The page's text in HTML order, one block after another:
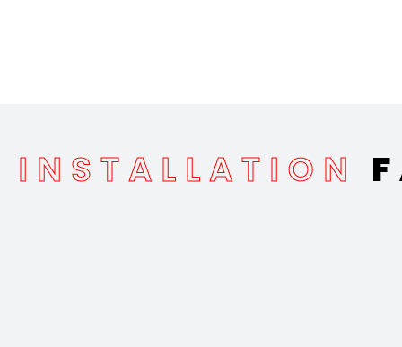
INSTALLATION